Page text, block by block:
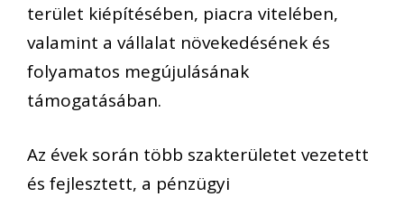
terület kiépítésében, piacra vitelében,
valamint a vállalat növekedésének és
folyamatos megújulásának
támogatásában.
Az évek során több szakterületet vezetett
és fejlesztett, a pénzügyi